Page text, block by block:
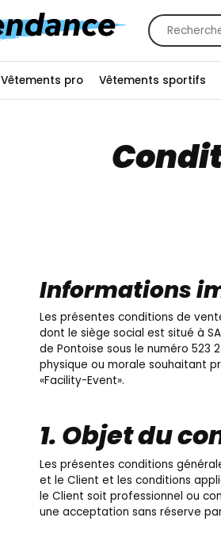
Recherche
Vêtements pro Vêtements sportifs
Informations
Les présentes conditions de
dont le siège social est situé à
de Pontoise sous le numéro 523
physique ou morale souhaitant
«Facility-Event».
1. Objet du
Les présentes conditions
et le Client et les conditions
le Client soit professionnel ou
une acceptation sans réserve